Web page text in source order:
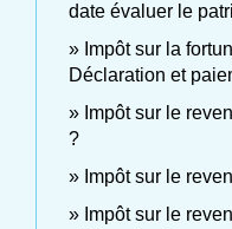
date évaluer le
Impôt sur la
Déclaration et
Impôt sur le
?
Impôt sur le
Impôt sur le